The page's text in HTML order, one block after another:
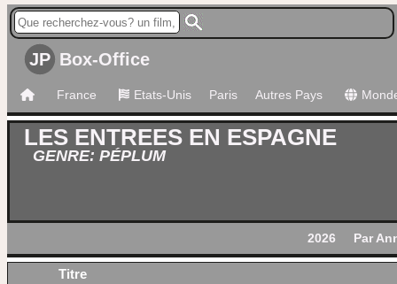
JP Box-Office
France Etats-Unis Paris Autres Pays
LES ENTREES EN ESPAGNE
GENRE: PÉPLUM
2026 Par
Titre